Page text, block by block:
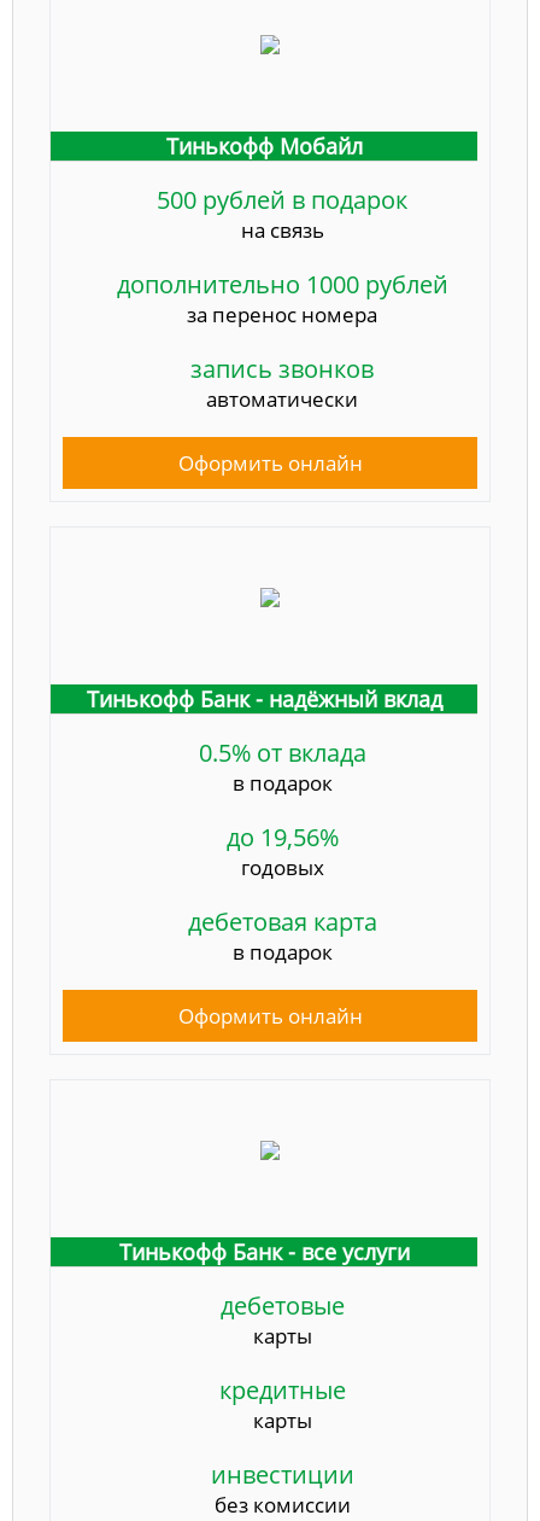
Тинькофф Мобайл
500 рублей в подарок
на связь
дополнительно 1000 рублей
за перенос номера
запись звонков
автоматически
Оформить онлайн
Тинькофф Банк - надёжный вклад
0.5% от вклада
в подарок
до 19,56%
годовых
дебетовая карта
в подарок
Оформить онлайн
Тинькофф Банк - все услуги
дебетовые
карты
кредитные
карты
инвестиции
без комиссии